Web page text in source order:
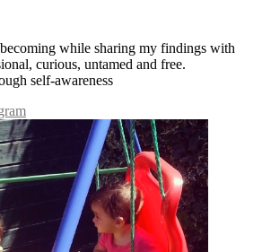
while sharing my findings with
curious, untamed and free.
self-awareness